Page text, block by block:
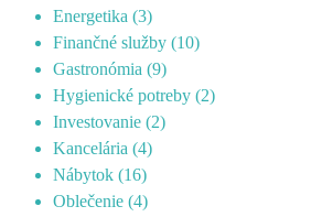
Energetika (3)
Finančné služby (10)
Gastronómia (9)
Hygienické potreby (2)
Investovanie (2)
Kancelária (4)
Nábytok (16)
Oblečenie (4)